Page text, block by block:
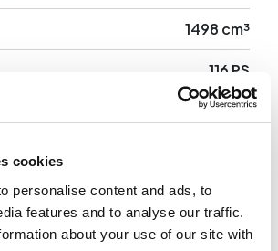
cookies
personalise content and ads, to
features and to analyse our traffic.
about your use of our site with
1498 cm³
116 PS
Anteriore